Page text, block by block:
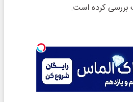
بررسی کرده است.